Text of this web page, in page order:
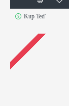
Kup Teď